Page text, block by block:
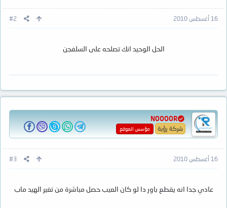
16 أغسطس 2010 #2
الحل الوحيد انك تصلحه على السلفجن
NOOOOR
شركة رؤية مؤسس الموقع
16 أغسطس 2010 #3
عادي جدا انه يقطع باور دا لو كان العيب حصل مباشرة من تغير الهيد ماب